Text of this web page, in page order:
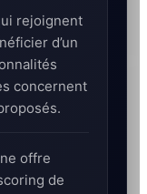
rejoignent
d’un
concernent
offre
de